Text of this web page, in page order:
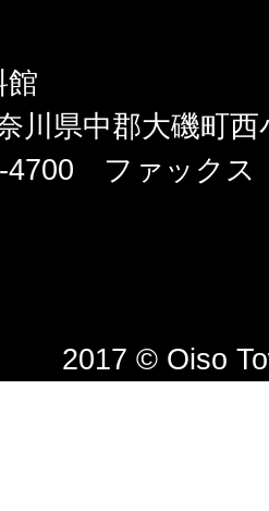
館
川県中郡大磯町西
4700 ファックス
2017 © Oiso